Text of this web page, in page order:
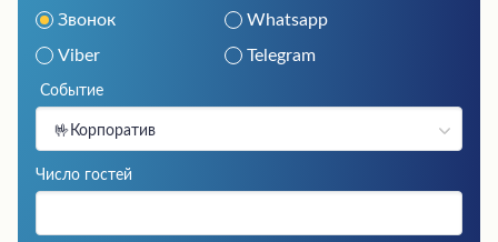
Звонок
Whatsapp
Viber
Telegram
Событие
🤟Корпоратив
Число гостей